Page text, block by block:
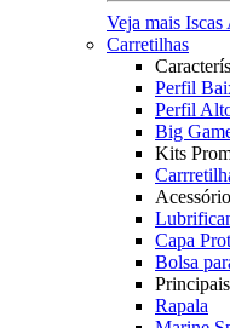
Veja mais
Carretilhas
Perfil
Perfil
Big
Kits
Capa
Bolsa
Rapala